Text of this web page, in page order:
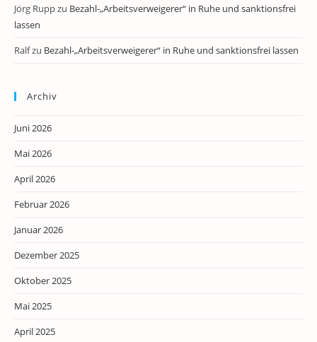
Jörg Ruppzu Bezahl-„Arbeitsverweigerer“ in Ruhe und sanktionsfrei
lassen
Ralfzu Bezahl-„Arbeitsverweigerer“ in Ruhe und sanktionsfrei lassen
Archiv
Juni 2026
Mai 2026
April 2026
Februar 2026
Januar 2026
Dezember 2025
Oktober 2025
Mai 2025
April 2025